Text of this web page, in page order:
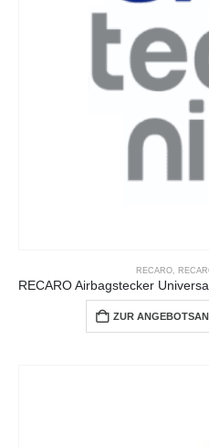
RECARO,
ZUR